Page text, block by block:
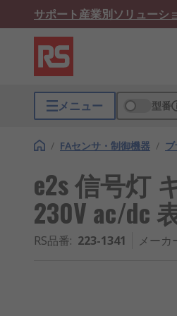
サポート産業別ソリューシ
メニュー 型番
/ FAセンサ・制御機器 /
e2s 信号灯
230V ac/dc
RS品番: 223-1341 メーカ